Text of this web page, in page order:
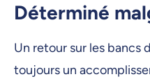
Déterminé
Un retour sur les bancs
toujours un